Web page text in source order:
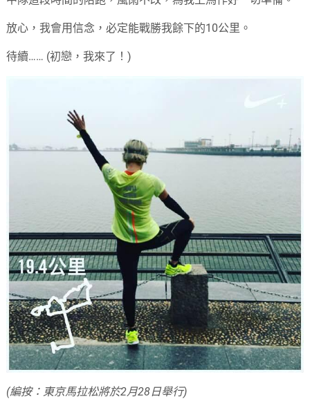
放心，我會用信念，必定能戰勝我餘下的10公里。
待續…… (初戀，我來了！)
(編按：東京馬拉松將於2月28日舉行)